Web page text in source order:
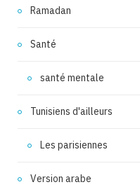
Ramadan
Santé
santé mentale
Tunisiens d'ailleurs
Les parisiennes
Version arabe